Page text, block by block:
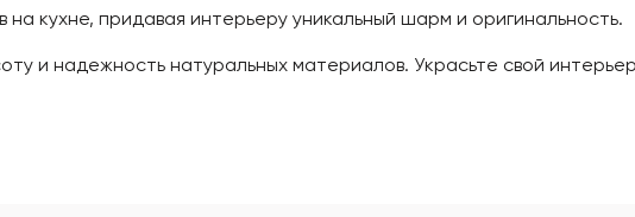
кухне, придавая интерьеру уникальный шарм и оригинальность.
и надежность натуральных материалов. Украсьте свой